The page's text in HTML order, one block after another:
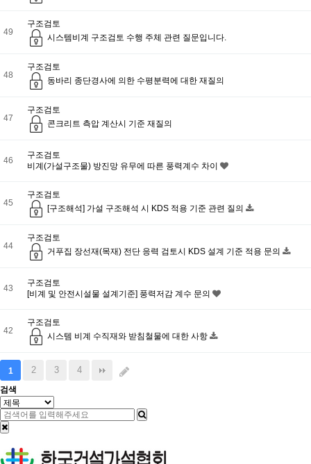
49
구조검토
시스템비계 구조검토 수행 주체 관련 질문입니다.
48
구조검토
동바리 종단경사에 의한 수평분력에 대한 재질의
47
구조검토
콘크리트 측압 계산시 기준 재질의
46
구조검토
비계(가설구조물) 방진망 유무에 따른 풍력계수 차이
45
구조검토
[구조해석] 가설 구조해석 시 KDS 적용 기준 관련 질의
44
구조검토
거푸집 장선재(목재) 전단 응력 검토시 KDS 설계 기준 적용 문의
43
구조검토
[비계 및 안전시설물 설계기준] 풍력저감 계수 문의
42
구조검토
시스템 비계 수직재와 받침철물에 대한 사항
1 2 3 4
검색